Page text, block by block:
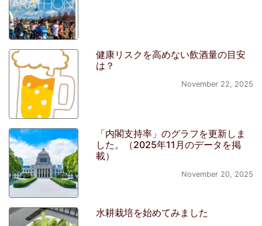
健康リスクを高めない飲酒量の目安
は？
November 22, 2025
「内閣支持率」のグラフを更新しま
した。（2025年11月のデータを掲
載）
November 20, 2025
水耕栽培を始めてみました